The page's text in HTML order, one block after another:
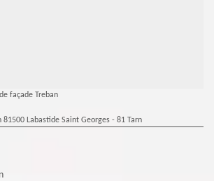
façade Treban
81500 Labastide Saint Georges - 81 Tarn